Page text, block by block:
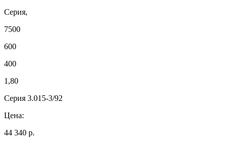
Серия,
7500
600
400
1,80
Серия 3.015-3/92
Цена:
44 340 р.